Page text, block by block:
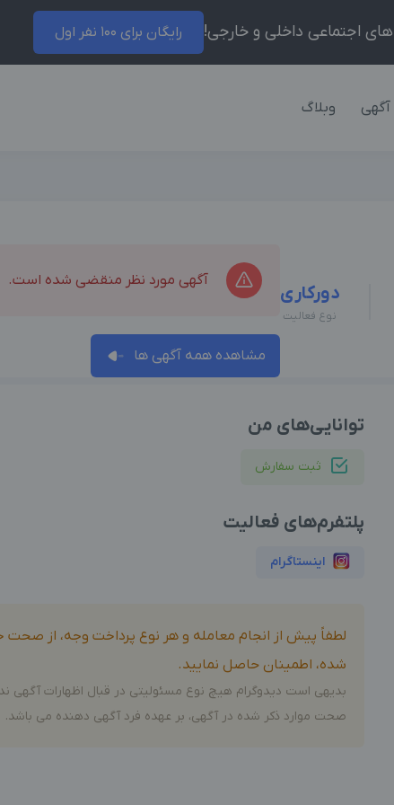
رایگان برای 100 نفر اول
آگهی وبلاگ
دورکاری
نوع فعالیت
آگهی مورد نظر منقضی شده است.
مشاهده همه آگهی ها
توانایی‌های من
ثبت سفارش
پلتفرم‌های فعالیت
اینستاگرام
لطفاً پیش از انجام معامله و هر نوع پرداخت وجه، از صحت
شده، اطمینان حاصل نمایید.
بدیهی است دیدوگرام هیچ نوع مسئولیتی در قبال اظهارات آگهی
صحت موارد ذکر شده در آگهی، بر عهده فرد آگهی دهنده می باشد.